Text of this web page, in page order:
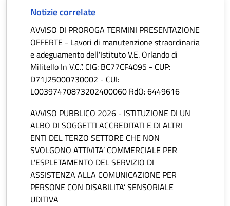
Notizie correlate
AVVISO DI PROROGA TERMINI PRESENTAZIONE
OFFERTE - Lavori di manutenzione straordinaria
e adeguamento dell'Istituto V.E. Orlando di
Militello In V.C.”. CIG: BC77CF4095 - CUP:
D71J25000730002 - CUI:
L00397470873202400060 RdO: 6449616
AVVISO PUBBLICO 2026 - ISTITUZIONE DI UN
ALBO DI SOGGETTI ACCREDITATI E DI ALTRI
ENTI DEL TERZO SETTORE CHE NON
SVOLGONO ATTIVITA’ COMMERCIALE PER
L'ESPLETAMENTO DEL SERVIZIO DI
ASSISTENZA ALLA COMUNICAZIONE PER
PERSONE CON DISABILITA’ SENSORIALE
UDITIVA